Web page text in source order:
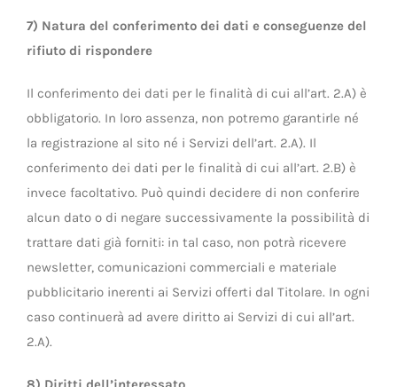
7) Natura del conferimento dei dati e conseguenze del
rifiuto di rispondere
Il conferimento dei dati per le finalità di cui all’art. 2.A) è
obbligatorio. In loro assenza, non potremo garantirle né
la registrazione al sito né i Servizi dell’art. 2.A). Il
conferimento dei dati per le finalità di cui all’art. 2.B) è
invece facoltativo. Può quindi decidere di non conferire
alcun dato o di negare successivamente la possibilità di
trattare dati già forniti: in tal caso, non potrà ricevere
newsletter, comunicazioni commerciali e materiale
pubblicitario inerenti ai Servizi offerti dal Titolare. In ogni
caso continuerà ad avere diritto ai Servizi di cui all’art.
2.A).